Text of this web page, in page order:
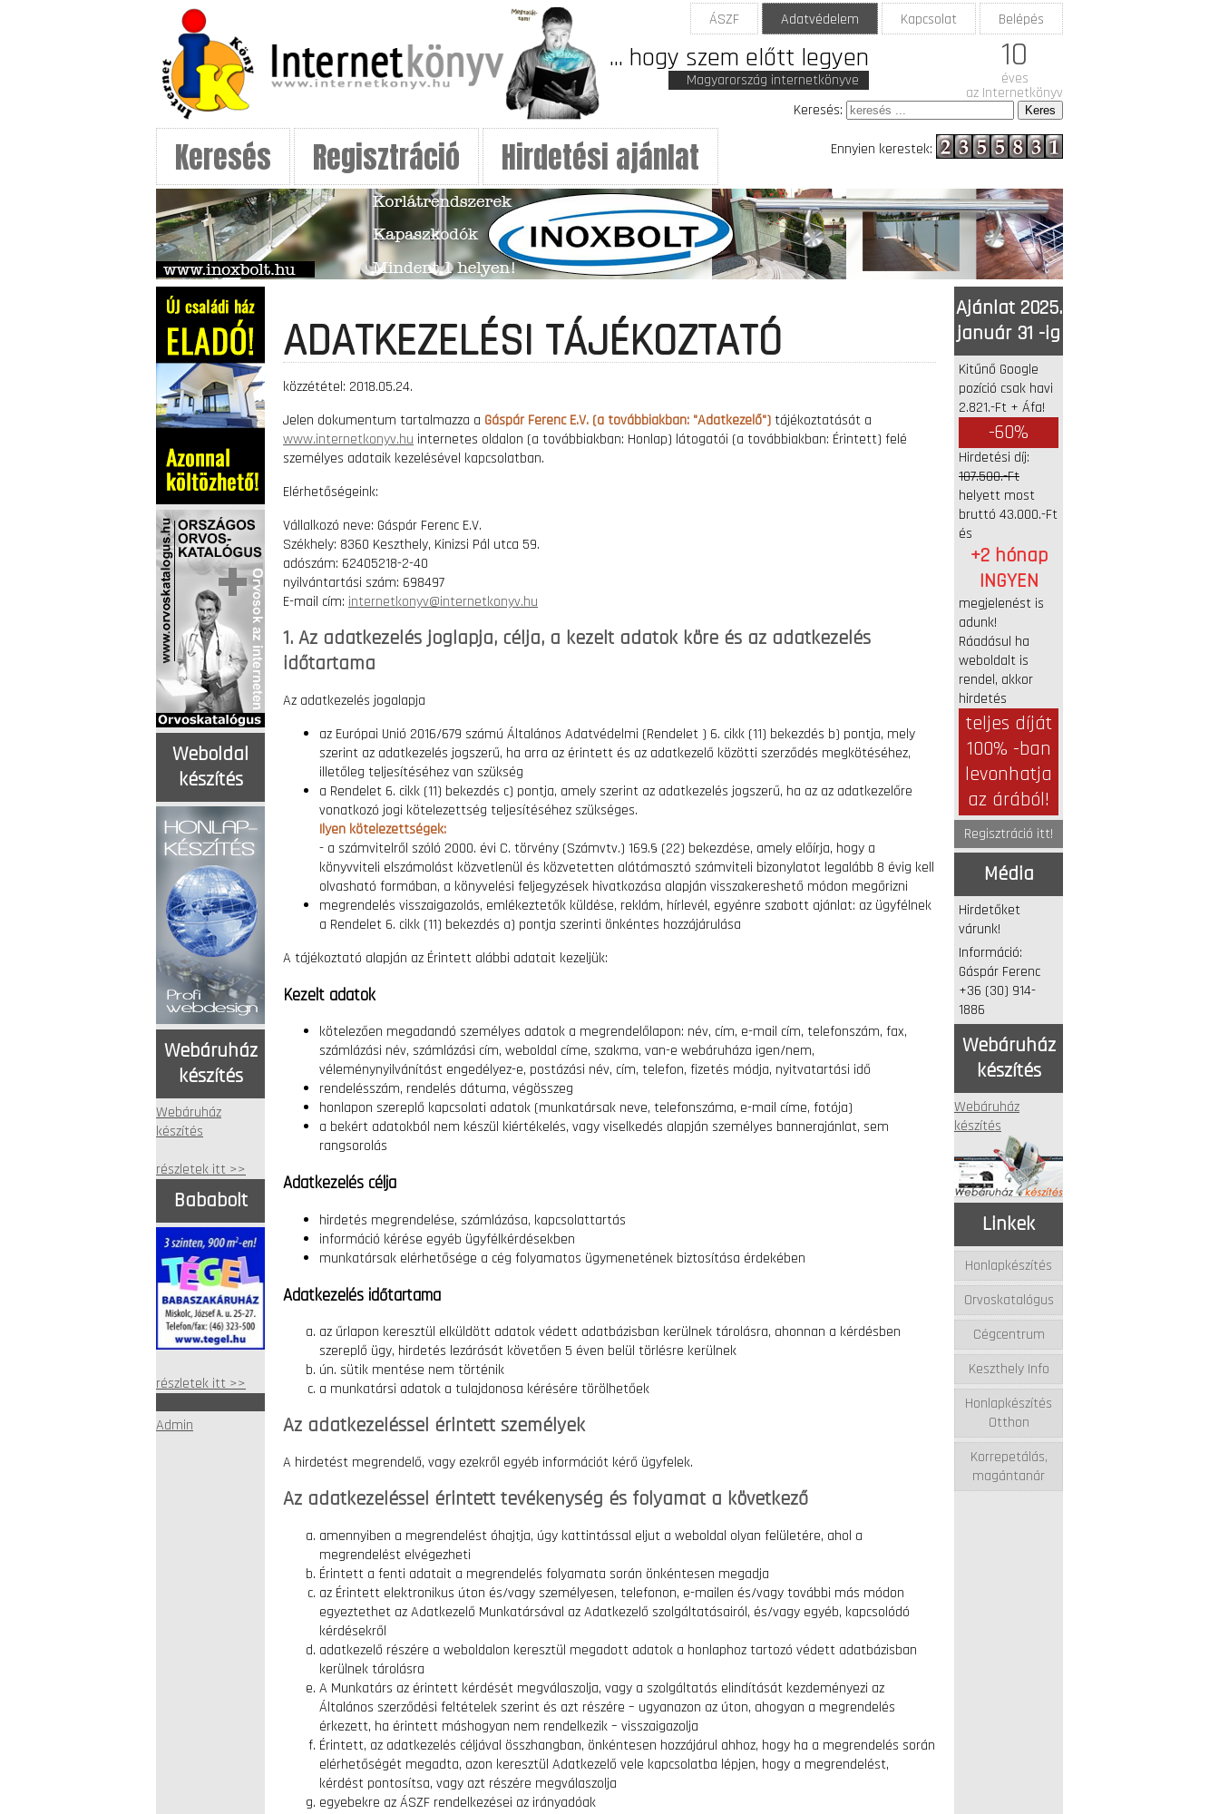
Keresés:
ÁSZF Adatvédelem Kapcsolat Belépés
... hogy szem előtt legyen
Magyarország internetkönyve
10
éves
az Internetkönyv
Ennyien kerestek:
Keresés Regisztráció Hirdetési ajánlat
Weboldal
készítés
Webáruház
készítés
Webáruház
készítés
részletek itt >>
Bababolt
részletek itt >>
Admin
ADATKEZELÉSI TÁJÉKOZTATÓ
közzététel: 2018.05.24.
Jelen dokumentum tartalmazza a Gáspár Ferenc E.V. (a továbbiakban: "Adatkezelő")tájékoztatását a
www.internetkonyv.hu internetes oldalon (a továbbiakban: Honlap) látogatói (a továbbiakban: Érintett) felé
személyes adataik kezelésével kapcsolatban.
Elérhetőségeink:
Vállalkozó neve: Gáspár Ferenc E.V.
Székhely: 8360 Keszthely, Kinizsi Pál utca 59.
adószám: 62405218-2-40
nyilvántartási szám: 698497
E-mail cím: internetkonyv@internetkonyv.hu
1. Az adatkezelés joglapja, célja, a kezelt adatok köre és az adatkezelés
időtartama
Az adatkezelés jogalapja
az Európai Unió 2016/679 számú Általános Adatvédelmi (Rendelet ) 6. cikk (11) bekezdés b) pontja, mely
szerint az adatkezelés jogszerű, ha arra az érintett és az adatkezelő közötti szerződés megkötéséhez,
illetőleg teljesítéséhez van szükség
a Rendelet 6. cikk (11) bekezdés c) pontja, amely szerint az adatkezelés jogszerű, ha az az adatkezelőre
vonatkozó jogi kötelezettség teljesítéséhez szükséges.
Ilyen kötelezettségek:
- a számvitelről szóló 2000. évi C. törvény (Számvtv.) 169.§ (22) bekezdése, amely előírja, hogy a
könyvviteli elszámolást közvetlenül és közvetetten alátámasztó számviteli bizonylatot legalább 8 évig kell
olvasható formában, a könyvelési feljegyzések hivatkozása alapján visszakereshető módon megőrizni
megrendelés visszaigazolás, emlékeztetők küldése, reklám, hírlevél, egyénre szabott ajánlat: az ügyfélnek
a Rendelet 6. cikk (11) bekezdés a) pontja szerinti önkéntes hozzájárulása
A tájékoztató alapján az Érintett alábbi adatait kezeljük:
Kezelt adatok
kötelezően megadandó személyes adatok a megrendelőlapon: név, cím, e-mail cím, telefonszám, fax,
számlázási név, számlázási cím, weboldal címe, szakma, van-e webáruháza igen/nem,
véleménynyilvánítást engedélyez-e, postázási név, cím, telefon, fizetés módja, nyitvatartási idő
rendelésszám, rendelés dátuma, végösszeg
honlapon szereplő kapcsolati adatok (munkatársak neve, telefonszáma, e-mail címe, fotója)
a bekért adatokból nem készül kiértékelés, vagy viselkedés alapján személyes bannerajánlat, sem
rangsorolás
Adatkezelés célja
hirdetés megrendelése, számlázása, kapcsolattartás
információ kérése egyéb ügyfélkérdésekben
munkatársak elérhetősége a cég folyamatos ügymenetének biztosítása érdekében
Adatkezelés időtartama
az űrlapon keresztül elküldött adatok védett adatbázisban kerülnek tárolásra, ahonnan a kérdésben
szereplő ügy, hirdetés lezárását követően 5 éven belül törlésre kerülnek
ún. sütik mentése nem történik
a munkatársi adatok a tulajdonosa kérésére törölhetőek
Az adatkezeléssel érintett személyek
A hirdetést megrendelő, vagy ezekről egyéb információt kérő ügyfelek.
Az adatkezeléssel érintett tevékenység és folyamat a következő
amennyiben a megrendelést óhajtja, úgy kattintással eljut a weboldal olyan felületére, ahol a
megrendelést elvégezheti
Érintett a fenti adatait a megrendelés folyamata során önkéntesen megadja
az Érintett elektronikus úton és/vagy személyesen, telefonon, e-mailen és/vagy további más módon
egyeztethet az Adatkezelő Munkatársával az Adatkezelő szolgáltatásairól, és/vagy egyéb, kapcsolódó
kérdésekről
adatkezelő részére a weboldalon keresztül megadott adatok a honlaphoz tartozó védett adatbázisban
kerülnek tárolásra
A Munkatárs az érintett kérdését megválaszolja, vagy a szolgáltatás elindítását kezdeményezi az
Általános szerződési feltételek szerint és azt részére – ugyanazon az úton, ahogyan a megrendelés
érkezett, ha érintett máshogyan nem rendelkezik – visszaigazolja
Érintett, az adatkezelés céljával összhangban, önkéntesen hozzájárul ahhoz, hogy ha a megrendelés során
elérhetőségét megadta, azon keresztül Adatkezelő vele kapcsolatba lépjen, hogy a megrendelést,
kérdést pontosítsa, vagy azt részére megválaszolja
egyebekre az ÁSZF rendelkezései az irányadóak
Ajánlat 2025.
január 31 -ig
Kitűnő Google
pozíció csak havi
2.821.-Ft + Áfa!
-60%
Hirdetési díj:
107.500.-Ft
helyett most
bruttó 43.000.-Ft
és
+2 hónap
INGYEN
megjelenést is
adunk!
Ráadásul ha
weboldalt is
rendel, akkor
hirdetés
teljes díját
100% -ban
levonhatja
az árából!
Regisztráció itt!
Média
Hirdetőket
várunk!
Információ:
Gáspár Ferenc
+36 (30) 914-
1886
Webáruház
készítés
Webáruház
készítés
Linkek
Honlapkészítés
Orvoskatalógus
Cégcentrum
Keszthely Info
Honlapkészítés
Otthon
Korrepetálás,
magántanár